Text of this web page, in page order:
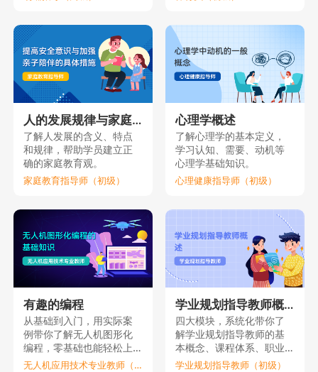
人的发展规律与家庭教育（上）
了解人发展的含义、特点
和规律，帮助学员建立正
确的家庭教育观。
家庭教育指导师（初级）
心理学概述
了解心理学的基本定义，
学习认知、需要、动机等
心理学基础知识。
心理健康指导师（初级）
有趣的编程
从基础到入门，用实际案
例带你了解无人机图形化
编程，零基础也能轻松上
手。
无人机应用技术专业教师（初级）
学业规划指导教师概述
四大模块，系统化带你了
解学业规划指导教师的基
本概念、课程体系、职业
要素和理论依据。
学业规划指导教师（初级）